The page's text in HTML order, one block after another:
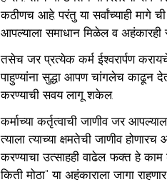
कठीणच आहे. परंतु या सर्वांच्याही
आपल्याला समाधान मिळेल व अहंकारही
तसेच जर प्रत्येक कर्म ईश्वरार्पण
पाहुण्यांना सुद्धा आपण चांगलेच काढून
करण्याची सवय लागू शकेल.
कर्माच्या कर्तृत्वाची जाणीव जर
त्याला त्याच्या क्षमतेची जाणीव
करण्याचा उत्साहही वाढेल. फक्त हे
किती मोठा" या अहंकाराला जागा